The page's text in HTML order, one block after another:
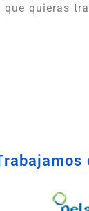
quieras